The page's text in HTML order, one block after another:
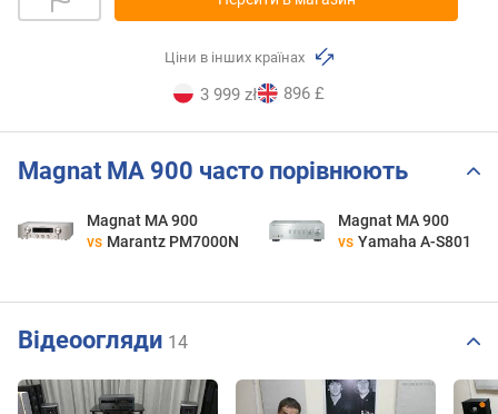
Ціни в інших країнах
3 999 zł 896 £
Magnat MA 900 часто порівнюють
Magnat MA 900
vs Marantz PM7000N
Magnat MA 900
vs Yamaha A-S801
Відеоогляди 14